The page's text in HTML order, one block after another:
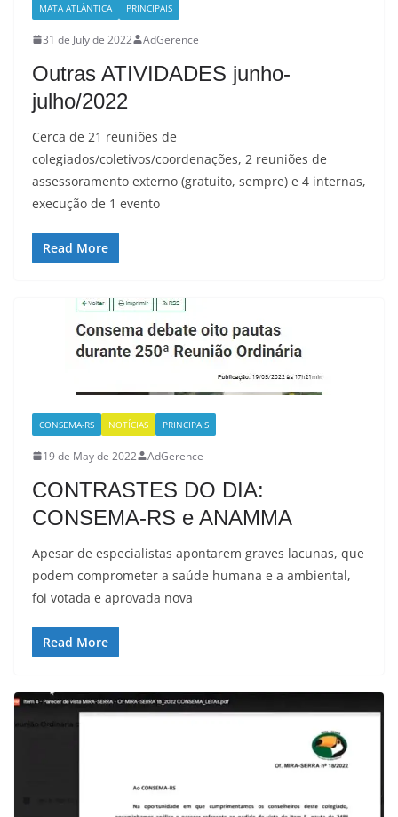
MATA ATLÂNTICA
PRINCIPAIS
31 de July de 2022 AdGerence
Outras ATIVIDADES junho-
julho/2022
Cerca de 21 reuniões de
colegiados/coletivos/coordenações, 2 reuniões de
assessoramento externo (gratuito, sempre) e 4 internas,
execução de 1 evento
Read More
CONSEMA-RS NOTÍCIAS PRINCIPAIS
19 de May de 2022 AdGerence
CONTRASTES DO DIA:
CONSEMA-RS e ANAMMA
Apesar de especialistas apontarem graves lacunas, que
podem comprometer a saúde humana e a ambiental,
foi votada e aprovada nova
Read More